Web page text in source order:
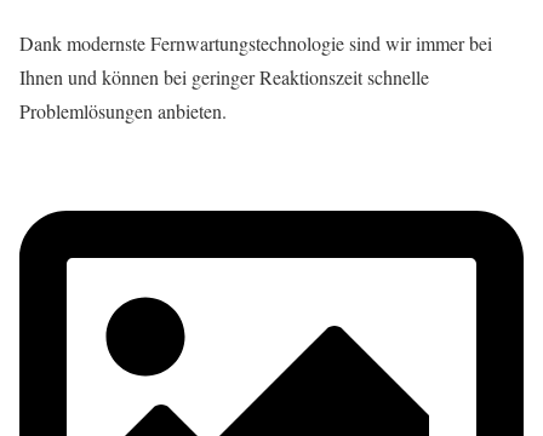
Dank modernste Fernwartungstechnologie sind wir immer bei
Ihnen und können bei geringer Reaktionszeit schnelle
Problemlösungen anbieten.